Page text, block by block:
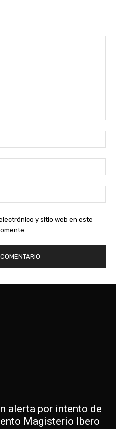
y sitio web en este
alerta por intento de
Magisterio Ibero